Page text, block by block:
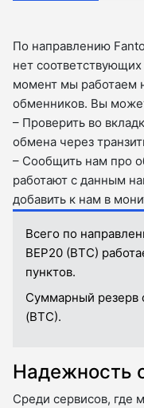
По направлению
нет
момент мы работаем
обменников. Вы
– Проверить во
обмена через
– Сообщить нам про
работают с данным
добавить к нам в
Всего по
BEP20 (BTC)
пунктов.
Суммарный резерв
(BTC).
Надежность
Среди сервисов, где